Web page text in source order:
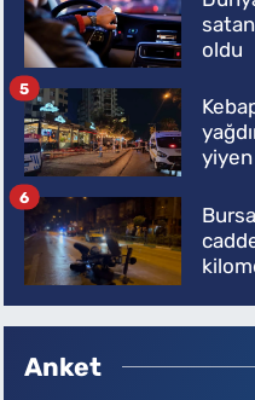
oldu
yiyen
5
6
Anket